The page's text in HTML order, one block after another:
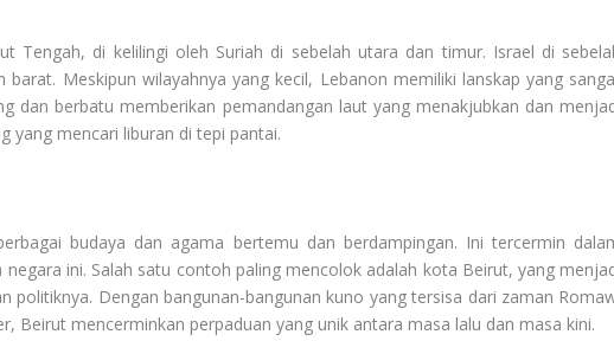
Tengah, di kelilingi oleh Suriah di sebelah utara dan timur. Israel di
barat. Meskipun wilayahnya yang kecil, Lebanon memiliki lanskap yang
dan berbatu memberikan pemandangan laut yang menakjubkan dan
yang mencari liburan di tepi pantai.
budaya dan agama bertemu dan berdampingan. Ini tercermin
ini. Salah satu contoh paling mencolok adalah kota Beirut, yang
politiknya. Dengan bangunan-bangunan kuno yang tersisa dari zaman
Beirut mencerminkan perpaduan yang unik antara masa lalu dan masa kini.